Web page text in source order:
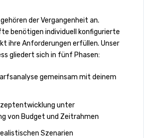
der Vergangenheit an.
benötigen individuell konfigurierte
ihre Anforderungen erfüllen. Unser
gliedert sich in fünf Phasen:
gemeinsam mit deinem
unter
von Budget und Zeitrahmen
Szenarien